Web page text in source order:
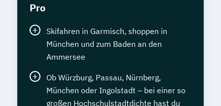
Pro
Skifahren in Garmisch, shoppen in
München und zum Baden an den
Ammersee
Ob Würzburg, Passau, Nürnberg,
München oder Ingolstadt – bei einer so
großen Hochschulstadtdichte hast du